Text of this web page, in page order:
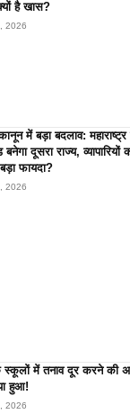
है खास?
2026
में बड़ा बदलाव:
दूसरा राज्य, व्यापारियों
फायदा?
2026
स्कूलों में तनाव दूर करने की
हुआ!
2026